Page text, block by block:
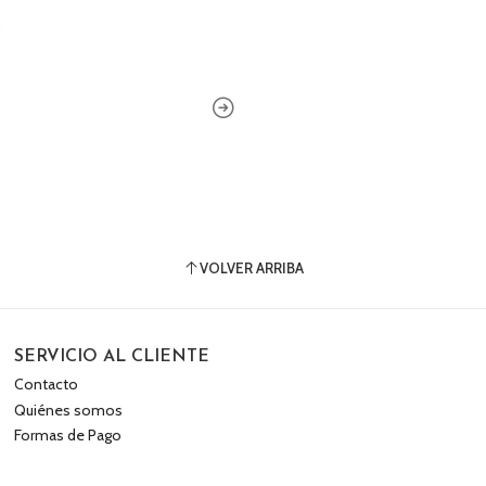
VOLVER ARRIBA
SERVICIO AL CLIENTE
Contacto
Quiénes somos
Formas de Pago